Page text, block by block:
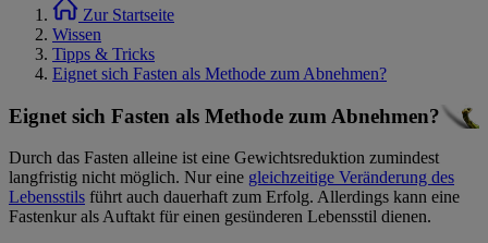
Zur Startseite
Wissen
Tipps & Tricks
Eignet sich Fasten als Methode zum Abnehmen?
Eignet sich Fasten als Methode zum Abnehmen?
Durch das Fasten alleine ist eine Gewichtsreduktion zumindest
langfristig nicht möglich. Nur eine gleichzeitige Veränderung des
Lebensstils führt auch dauerhaft zum Erfolg. Allerdings kann eine
Fastenkur als Auftakt für einen gesünderen Lebensstil dienen.